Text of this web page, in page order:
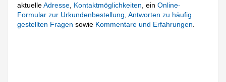
aktuelleAdresse Kontaktmöglichkeiten , einOnline-
Formular zur Urkundenbestellung ,Antworten zu häufig
gestellten Fragen sowie Kommentare und Erfahrungen